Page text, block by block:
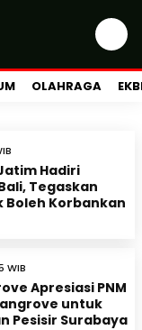
OLAHRAGA
Hadiri
Tegaskan
Boleh Korbankan
WIB
Apresiasi PNM
untuk
Pesisir Surabaya